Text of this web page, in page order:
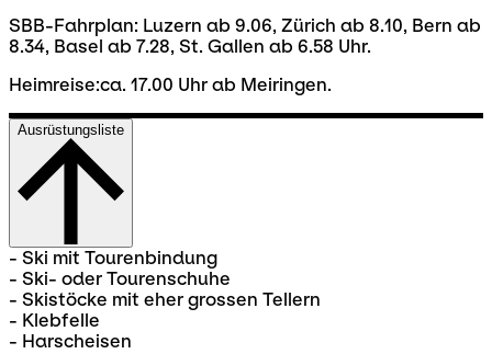
SBB-Fahrplan: Luzern ab 9.06, Zürich ab 8.10, Bern ab
8.34, Basel ab 7.28, St. Gallen ab 6.58 Uhr.
Heimreise:ca. 17.00 Uhr ab Meiringen.
Ausrüstungsliste
- Ski mit Tourenbindung
- Ski- oder Tourenschuhe
- Skistöcke mit eher grossen Tellern
- Klebfelle
- Harscheisen